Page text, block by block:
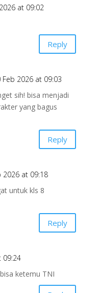
at 09:02
Reply
Feb 2026 at 09:03
sih! bisa menjadi
yang bagus
Reply
2026 at 09:18
untuk kls 8
Reply
09:24
ketemu TNI